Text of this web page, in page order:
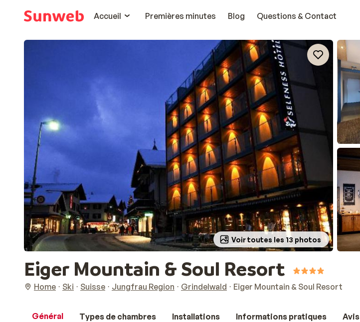
Accueil
Premières minutes Blog Questions & Contact
Voir toutes les 13 photos
Eiger Mountain & Soul Resort
Home Ski Suisse Jungfrau Region Grindelwald Eiger Mountain & Soul Resort
Général Types de chambres Installations Informations pratiques Avis